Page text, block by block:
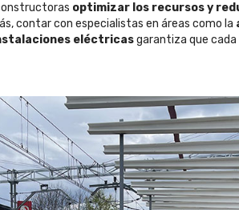
optimizar los recursos y
contar con especialistas en áreas como la
eléctricasgarantiza que